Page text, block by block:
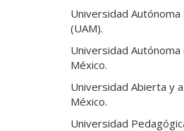
Universidad
(UAM).
Universidad Autónoma
México.
Universidad Abierta y
México.
Universidad